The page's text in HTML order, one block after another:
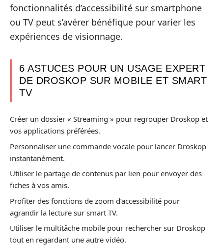
fonctionnalités d’accessibilité sur smartphone
ou TV peut s’avérer bénéfique pour varier les
expériences de visionnage.
6 ASTUCES POUR UN USAGE EXPERT
DE DROSKOP SUR MOBILE ET SMART
TV
Créer un dossier « Streaming » pour regrouper Droskop et
vos applications préférées.
Personnaliser une commande vocale pour lancer Droskop
instantanément.
Utiliser le partage de contenus par lien pour envoyer des
fiches à vos amis.
Profiter des fonctions de zoom d’accessibilité pour
agrandir la lecture sur smart TV.
Utiliser le multitâche mobile pour rechercher sur Droskop
tout en regardant une autre vidéo.